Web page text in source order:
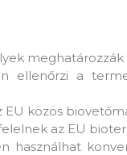
ellenőrzi a
közös
az EU